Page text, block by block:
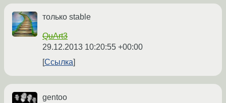
только stable
QuArt3
29.12.2013 10:20:55 +00:00
Ссылка
gentoo